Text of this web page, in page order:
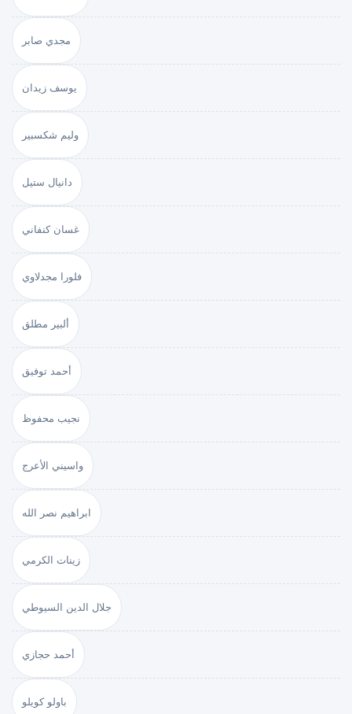
مجدي صابر
يوسف زيدان
وليم شكسبير
دانيال ستيل
غسان كنفاني
فلورا مجدلاوي
ألبير مطلق
أحمد توفيق
نجيب محفوظ
واسيني الأعرج
ابراهيم نصر الله
زينات الكرمي
جلال الدين السيوطي
أحمد حجازي
باولو كويلو